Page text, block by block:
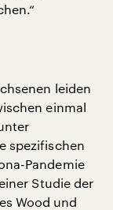
leiden
einmal
spezifischen
Pandemie
Studie der
Wood und